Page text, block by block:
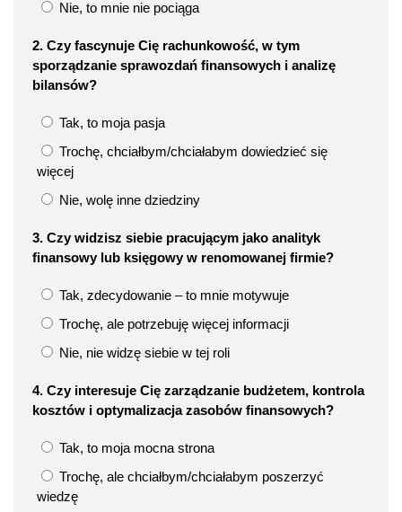
Nie, to mnie nie pociąga
2. Czy fascynuje Cię rachunkowość, w tym
sporządzanie sprawozdań finansowych i analizę
bilansów?
Tak, to moja pasja
Trochę, chciałbym/chciałabym dowiedzieć się
więcej
Nie, wolę inne dziedziny
3. Czy widzisz siebie pracującym jako analityk
finansowy lub księgowy w renomowanej firmie?
Tak, zdecydowanie – to mnie motywuje
Trochę, ale potrzebuję więcej informacji
Nie, nie widzę siebie w tej roli
4. Czy interesuje Cię zarządzanie budżetem, kontrola
kosztów i optymalizacja zasobów finansowych?
Tak, to moja mocna strona
Trochę, ale chciałbym/chciałabym poszerzyć
wiedzę